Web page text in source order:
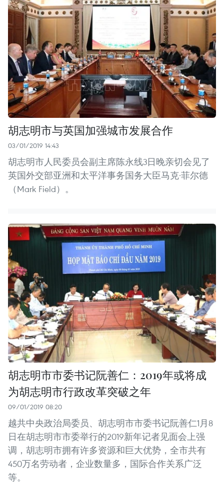
胡志明市与英国加强城市发展合作
03/01/2019 14:43
胡志明市人民委员会副主席陈永线3日晚亲切会见了
英国外交部亚洲和太平洋事务国务大臣马克·菲尔德
（Mark Field）。
胡志明市市委书记阮善仁：2019年或将成
为胡志明市行政改革突破之年
09/01/2019 08:20
越共中央政治局委员、胡志明市市委书记阮善仁1月8
日在胡志明市市委举行的2019新年记者见面会上强
调，胡志明市拥有许多资源和巨大优势，全市共有
450万名劳动者，企业数量多，国际合作关系广泛
等。